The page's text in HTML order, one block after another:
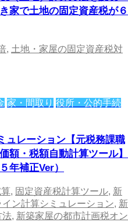
家で土地の固定資産税が６
, 土地・家屋の固定資産税対
家・間取り 役所・公的手続
ュレーション【元税務課職
額・税額自動計算ツール】
年補正Ver）
, 固定資産税計算ツール, 新
ン計算シミュレーション, 新
法, 新築家屋の都市計画税オン